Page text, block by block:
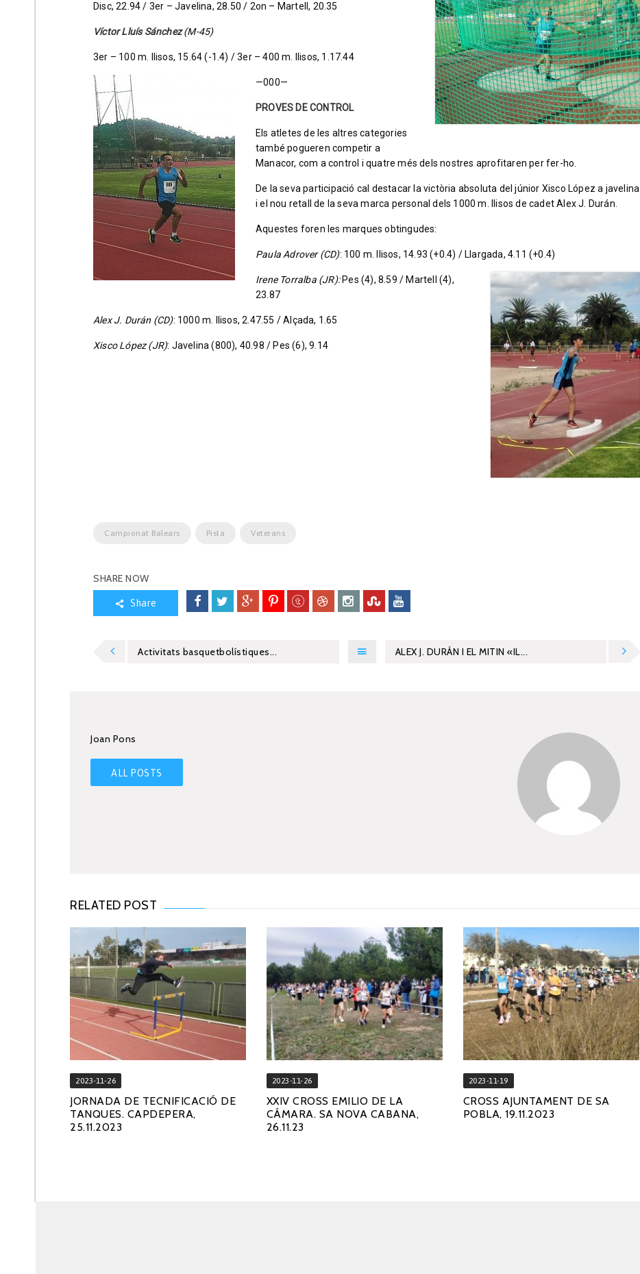
Disc, 22.94 / 3er – Javelina, 28.50 / 2on – Martell, 20.35
Víctor Lluís Sánchez(M-45)
3er – 100 m. llisos, 15.64 (-1.4) / 3er – 400 m. llisos, 1.17.44
—000—
PROVES DE CONTROL
Els atletes de les altres categories
també pogueren competir a
Manacor, com a control i quatre més dels nostres aprofitaren per fer-ho.
De la seva participació cal destacar la victòria absoluta del júnior Xisco López a javelina
i el nou retall de la seva marca personal dels 1000 m. llisos de cadet Alex J. Durán.
Aquestes foren les marques obtingudes:
Paula Adrover (CD): 100 m. llisos, 14.93 (+0.4) / Llargada, 4.11 (+0.4)
Irene Torralba (JR):Pes (4), 8.59 / Martell (4),
23.87
Alex J. Durán (CD): 1000 m. llisos, 2.47.55 / Alçada, 1.65
Xisco López (JR): Javelina (800), 40.98 / Pes (6), 9.14
Campionat Balears Pista Veterans
SHARE NOW
Share
Activitats basquetbolístiques... ALEX J. DURÁN I EL MITIN «IL...
Joan Pons
ALL POSTS
RELATED POST
2023-11-26
JORNADA DE TECNIFICACIÓ DE
TANQUES. CAPDEPERA,
25.11.2023
2023-11-26
XXIV CROSS EMILIO DE LA
CÁMARA. SA NOVA CABANA,
26.11.23
2023-11-19
CROSS AJUNTAMENT DE SA
POBLA, 19.11.2023